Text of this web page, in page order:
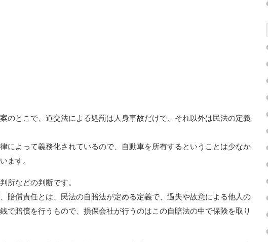
のとこで、道交法による処罰は人身事故だけで、それ以外は民法の定義
によって義務化されているので、自動車を所有するということは少なか
ます。
所などの判断です。
賠償責任とは、民法の自賠法が定める定義で、過失や故意による他人の
で賠償を行うもので、損保会社が行うのはこの自賠法の中で保険を取り